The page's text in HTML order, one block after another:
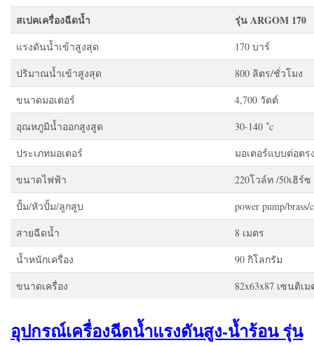
สเปคเครื่องฉีดน้ำ รุ่น ARGOM 170
แรงดันน้ำเข้าสูงสุด
170 บาร์
ปริมาณน้ำเข้าสูงสุด
800 ลิตร/ชั่วโมง
ขนาดมอเตอร์
4,700 วัตต์
อุณหภูมิน้ำออกสูงสูด
30-140 ํc
ประเภทมอเตอร์
มอเตอร์แบบต่อตร
ขนาดไฟฟ้า
220โวล์ท /50เฮิร์ซ
ปั้ม/หัวปั้ม/ลูกสูบ
power pump/brass/
สายฉีดน้ำ
8 เมตร
น้ำหนักเครื่อง
90 กิโลกรัม
ขนาดเครื่อง
82x63x87 เซนติเม
อุปกรณ์เครื่องฉีดน้ำแรงดันสูง-น้ำร้อน รุ่น